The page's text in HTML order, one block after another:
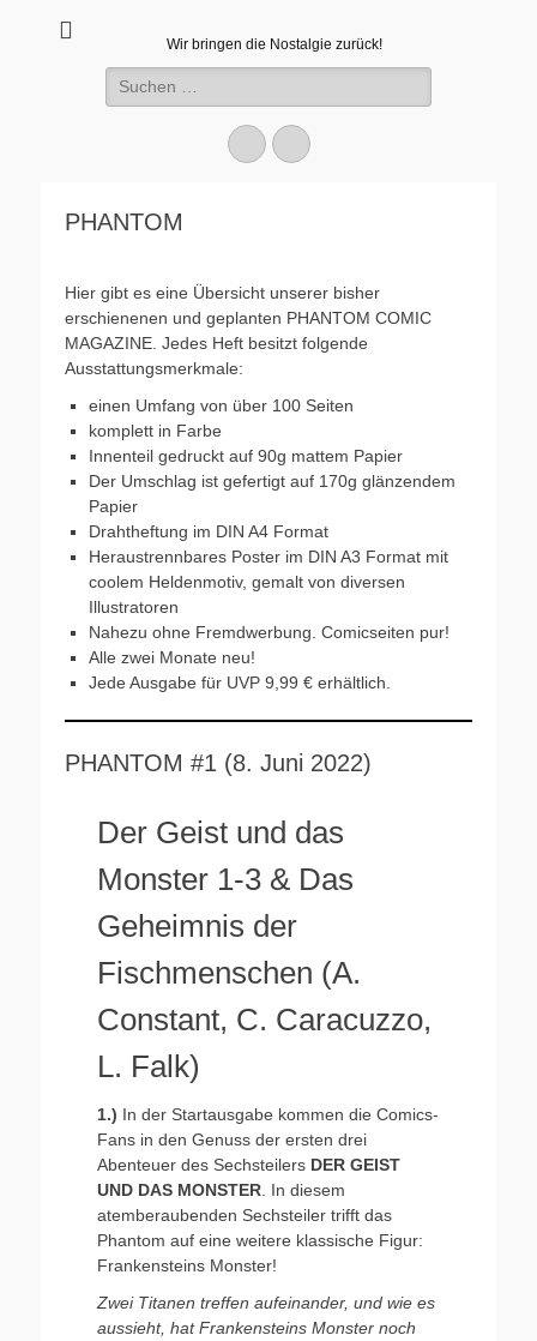
Wir bringen die Nostalgie zurück!
Suchen
nach:
Facebook
PHANTOM
Hier gibt es eine Übersicht unserer bisher
erschienenen und geplanten PHANTOM COMIC
MAGAZINE. Jedes Heft besitzt folgende
Ausstattungsmerkmale:
einen Umfang von über 100 Seiten
komplett in Farbe
Innenteil gedruckt auf 90g mattem Papier
Der Umschlag ist gefertigt auf 170g glänzendem
Papier
Drahtheftung im DIN A4 Format
Heraustrennbares Poster im DIN A3 Format mit
coolem Heldenmotiv, gemalt von diversen
Illustratoren
Nahezu ohne Fremdwerbung. Comicseiten pur!
Alle zwei Monate neu!
Jede Ausgabe für UVP 9,99 € erhältlich.
PHANTOM #1 (8. Juni 2022)
Der Geist und das
Monster 1-3 & Das
Geheimnis der
Fischmenschen (A.
Constant, C. Caracuzzo,
L. Falk)
1.) In der Startausgabe kommen die Comics-
Fans in den Genuss der ersten drei
Abenteuer des Sechsteilers DER GEIST
UND DAS MONSTER . In diesem
atemberaubenden Sechsteiler trifft das
Phantom auf eine weitere klassische Figur:
Frankensteins Monster!
Zwei Titanen treffen aufeinander, und wie es
aussieht, hat Frankensteins Monster noch